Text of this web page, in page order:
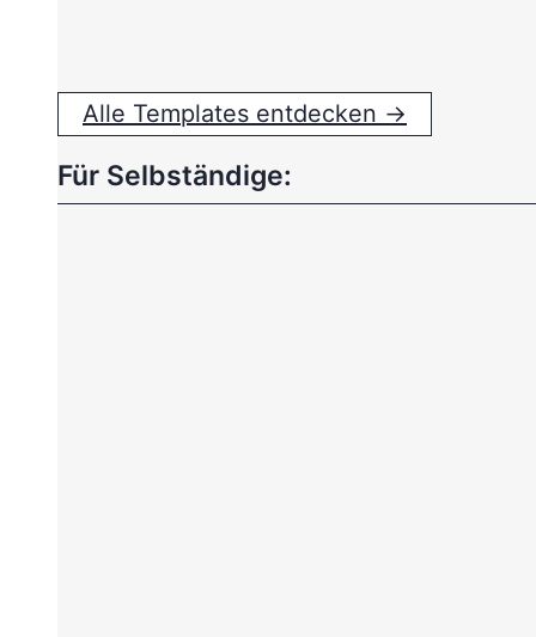
Alle Templates entdecken →
Für Selbständige: